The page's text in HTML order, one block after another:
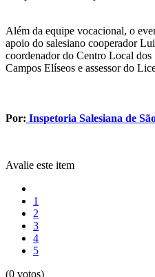
Além da equipe vocacional, o
apoio do salesiano cooperador
coordenador do Centro Local dos
Campos Elíseos e assessor do
Por: Inspetoria Salesiana de
Avalie este item
1
2
3
4
5
(0 votos)